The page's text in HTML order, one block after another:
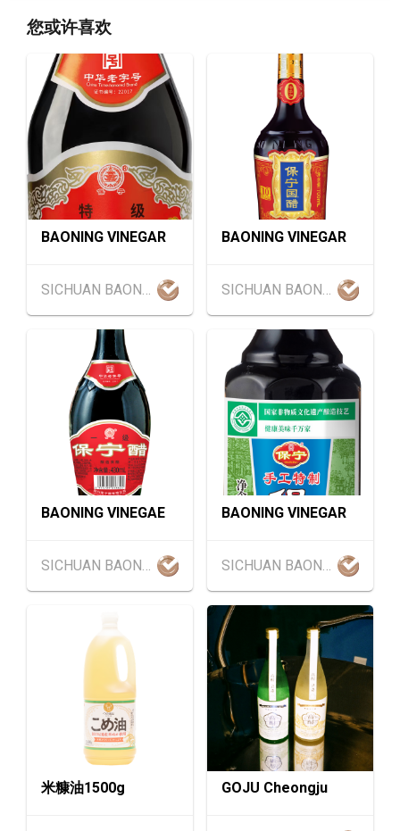
13-15
香港
香港贸发局香港国际茶展 2026 (香港会议展览
中心)
13-17
AUG
香港
13.08.2026 - 17.08.2026
香港贸发局家电‧家居‧博览 2026 (香港会议展
13-17
AUG
香港
13.08.2026 - 17.08.2026
香港贸发局美与健生活博览 2026 (香港会议展
览中心)
13-15
香港
13.08.2026 - 15.08.2026
13-17
香港
13.08.2026 - 17.08.2026
香港贸发局美食博览 2026 (香港会议展览中心)
中国内地
25.08.2026 - 27.08.2026
中国国际纺织⾯料及辅料（秋冬）博览会 (202
6年8月25至27日)
香港
01.09.2026 - 05.09.2026
国际名表荟萃 2026 (香港会议展览中心)
心)
02.09.2026 - 05.09.2026
香港国际时尚汇展 2026 (香港会议展览中心)
香港
09.09.2026 - 10.09.2026
一带一路高峰论坛2026
香港
[数码学堂] 中小企业外贸超前部署2027：AI智
能体自动化 • 智能物流 • 贸易增长新布局
您或许喜欢
BAONING VINEGAR
SICHUAN BAONING VINEGAR CO.,LTD
BAONING VINEGAR
SICHUAN BAONING VINEGAR CO.,LTD
BAONING VINEGAE BAONING VINEGAR
米糠油1500g GOJU Cheongju